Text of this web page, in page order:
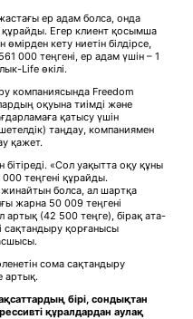
ер адам болса, онда
құрайды. Егер клиент қосымша
кету ниетін білдірсе,
000 теңгені, ер адам үшін – 1
Life өкілі.
компаниясында Freedom
оқуына тиімді және
қатысу үшін
таңдау, компаниямен
қажет.
«Сол уақытта оқу құны
теңгені құрайды.
болса, ал шартқа
жарна 50 009 теңгені
артық (42 500 теңге), бірақ ата-
сақтандыру қорғанысы
сома сақтандыру
артық.
бірі, сондықтан
құралдардан аулақ